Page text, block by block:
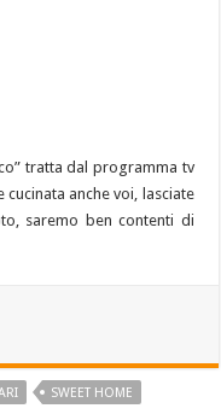
tratta dal programma tv
cucinata anche voi, lasciate
saremo ben contenti di
SWEET HOME